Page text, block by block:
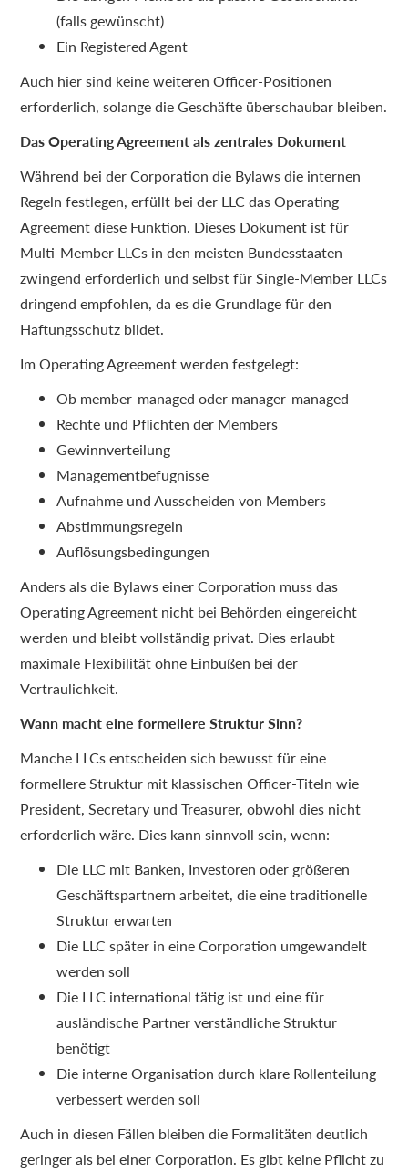
(falls gewünscht)
Ein Registered Agent
Auch hier sind keine weiteren Officer-Positionen
erforderlich, solange die Geschäfte überschaubar bleiben.
Das Operating Agreement als zentrales Dokument
Während bei der Corporation die Bylaws die internen
Regeln festlegen, erfüllt bei der LLC das Operating
Agreement diese Funktion. Dieses Dokument ist für
Multi-Member LLCs in den meisten Bundesstaaten
zwingend erforderlich und selbst für Single-Member LLCs
dringend empfohlen, da es die Grundlage für den
Haftungsschutz bildet.
Im Operating Agreement werden festgelegt:
Ob member-managed oder manager-managed
Rechte und Pflichten der Members
Gewinnverteilung
Managementbefugnisse
Aufnahme und Ausscheiden von Members
Abstimmungsregeln
Auflösungsbedingungen
Anders als die Bylaws einer Corporation muss das
Operating Agreement nicht bei Behörden eingereicht
werden und bleibt vollständig privat. Dies erlaubt
maximale Flexibilität ohne Einbußen bei der
Vertraulichkeit.
Wann macht eine formellere Struktur Sinn?
Manche LLCs entscheiden sich bewusst für eine
formellere Struktur mit klassischen Officer-Titeln wie
President, Secretary und Treasurer, obwohl dies nicht
erforderlich wäre. Dies kann sinnvoll sein, wenn:
Die LLC mit Banken, Investoren oder größeren
Geschäftspartnern arbeitet, die eine traditionelle
Struktur erwarten
Die LLC später in eine Corporation umgewandelt
werden soll
Die LLC international tätig ist und eine für
ausländische Partner verständliche Struktur
benötigt
Die interne Organisation durch klare Rollenteilung
verbessert werden soll
Auch in diesen Fällen bleiben die Formalitäten deutlich
geringer als bei einer Corporation. Es gibt keine Pflicht zu